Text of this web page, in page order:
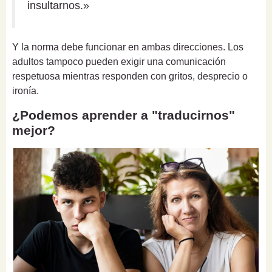
insultarnos.»
Y la norma debe funcionar en ambas direcciones. Los
adultos tampoco pueden exigir una comunicación
respetuosa mientras responden con gritos, desprecio o
ironía.
¿Podemos aprender a "traducirnos"
mejor?